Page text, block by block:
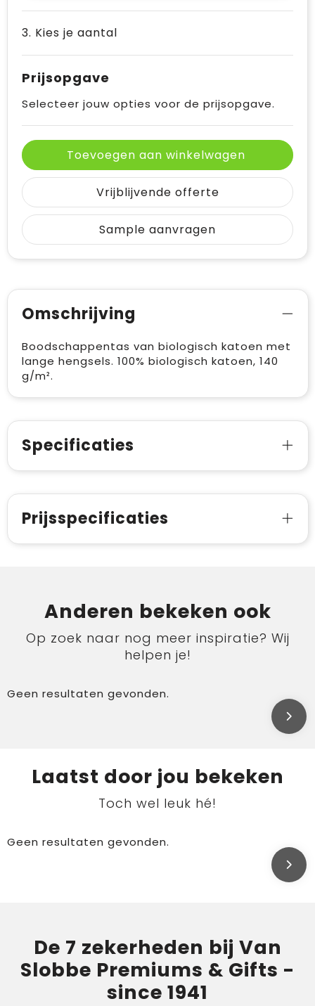
3. Kies je aantal
Prijsopgave
Selecteer jouw opties voor de prijsopgave.
Toevoegen aan winkelwagen
Vrijblijvende offerte
Sample aanvragen
Omschrijving
Boodschappentas van biologisch katoen met
lange hengsels. 100% biologisch katoen, 140
g/m².
Specificaties
Prijsspecificaties
Anderen bekeken ook
Op zoek naar nog meer inspiratie? Wij
helpen je!
Geen resultaten gevonden.
Laatst door jou bekeken
Toch wel leuk hé!
Geen resultaten gevonden.
De 7 zekerheden bij Van
Slobbe Premiums & Gifts -
since 1941